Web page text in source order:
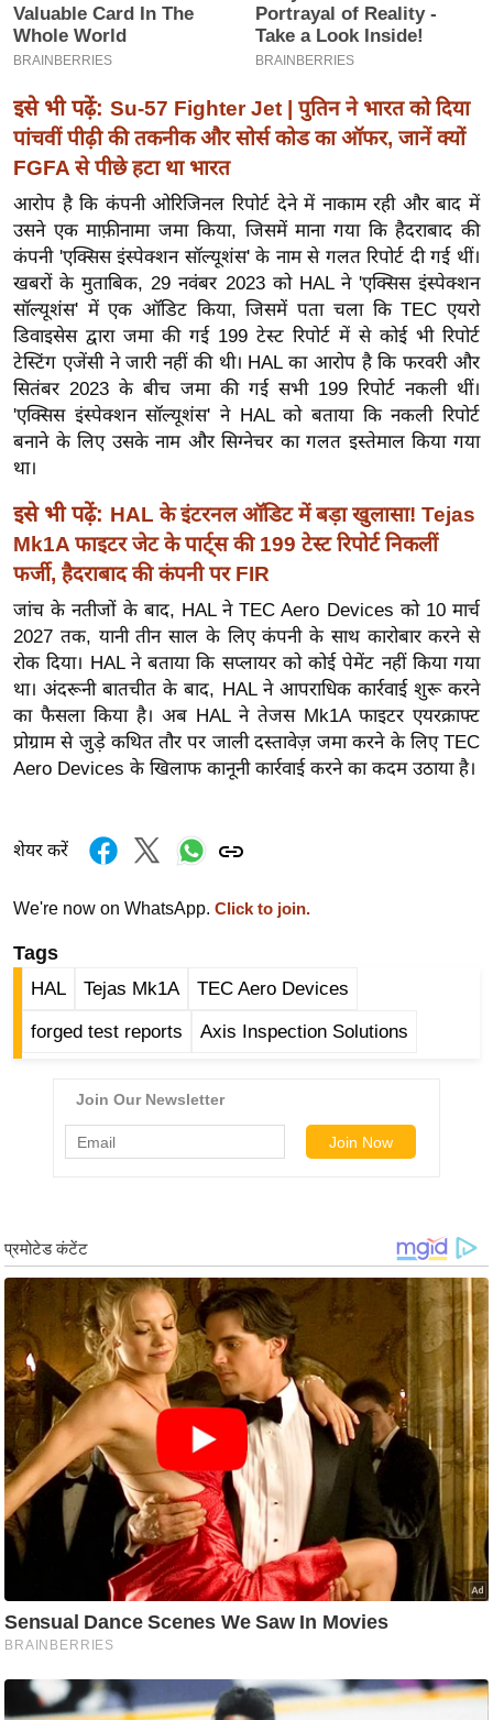
सा
ल
बे
मि
सा
ल
श
ख्सि
य
त
यं
ग
इं
डि
या
हि
त्य
ज
ग
त
ऑ
टो
व
र्ल्ड
ब्री
म
रं
ज
न
हॉ
ली
वु
ड
फि
ल्म
स
मी
क्षा
B
r
a
k
n
इसे भी पढ़ें: Su-57 Fighter Jet | पुतिन ने भारत को दिया
पांचवीं पीढ़ी की तकनीक और सोर्स कोड का ऑफर, जानें क्यों
FGFA से पीछे हटा था भारत
आरोप है कि कंपनी ओरिजिनल रिपोर्ट देने में नाकाम रही और बाद में
उसने एक माफ़ीनामा जमा किया, जिसमें माना गया कि हैदराबाद की
कंपनी 'एक्सिस इंस्पेक्शन सॉल्यूशंस' के नाम से गलत रिपोर्ट दी गई थीं।
खबरों के मुताबिक, 29 नवंबर 2023 को HAL ने 'एक्सिस इंस्पेक्शन
सॉल्यूशंस' में एक ऑडिट किया, जिसमें पता चला कि TEC एयरो
डिवाइसेस द्वारा जमा की गई 199 टेस्ट रिपोर्ट में से कोई भी रिपोर्ट
टेस्टिंग एजेंसी ने जारी नहीं की थी। HAL का आरोप है कि फरवरी और
सितंबर 2023 के बीच जमा की गई सभी 199 रिपोर्ट नकली थीं।
'एक्सिस इंस्पेक्शन सॉल्यूशंस' ने HAL को बताया कि नकली रिपोर्ट
बनाने के लिए उसके नाम और सिग्नेचर का गलत इस्तेमाल किया गया
था।
इसे भी पढ़ें: HAL के इंटरनल ऑडिट में बड़ा खुलासा! Tejas
Mk1A फाइटर जेट के पार्ट्स की 199 टेस्ट रिपोर्ट निकलीं
फर्जी, हैदराबाद की कंपनी पर FIR
जांच के नतीजों के बाद, HAL ने TEC Aero Devices को 10 मार्च
2027 तक, यानी तीन साल के लिए कंपनी के साथ कारोबार करने से
रोक दिया। HAL ने बताया कि सप्लायर को कोई पेमेंट नहीं किया गया
था। अंदरूनी बातचीत के बाद, HAL ने आपराधिक कार्रवाई शुरू करने
का फैसला किया है। अब HAL ने तेजस Mk1A फाइटर एयरक्राफ्ट
प्रोग्राम से जुड़े कथित तौर पर जाली दस्तावेज़ जमा करने के लिए TEC
Aero Devices के खिलाफ कानूनी कार्रवाई करने का कदम उठाया है।
शेयर करें
We're now on WhatsApp. Click to join.
Tags
HAL Tejas Mk1A TEC Aero Devices
forged test reports Axis Inspection Solutions